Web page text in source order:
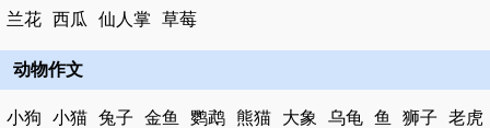
兰花 西瓜 仙人掌 草莓
动物作文
小狗 小猫 兔子 金鱼 鹦鹉 熊猫 大象 乌龟 鱼 狮子 老虎